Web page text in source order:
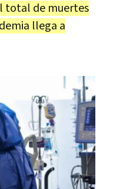
total de muertes
llega a